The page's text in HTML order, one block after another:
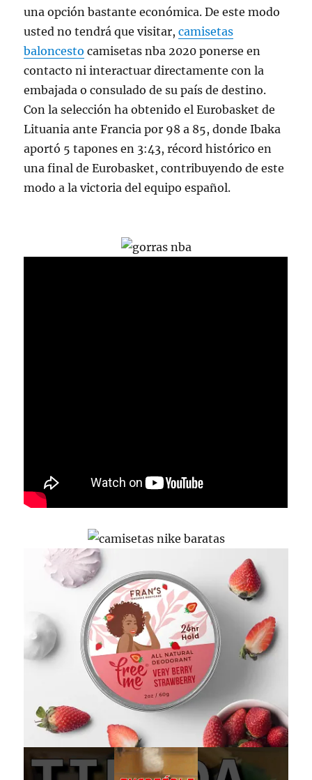
una opción bastante económica. De este modo
usted no tendrá que visitar,camisetas
baloncesto camisetas nba 2020 ponerse en
contacto ni interactuar directamente con la
embajada o consulado de su país de destino.
Con la selección ha obtenido el Eurobasket de
Lituania ante Francia por 98 a 85, donde Ibaka
aportó 5 tapones en 3:43, récord histórico en
una final de Eurobasket, contribuyendo de este
modo a la victoria del equipo español.